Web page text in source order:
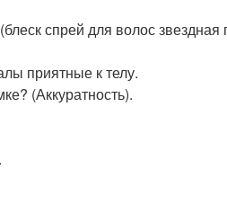
спрей для волос
приятные к телу.
(Аккуратность).